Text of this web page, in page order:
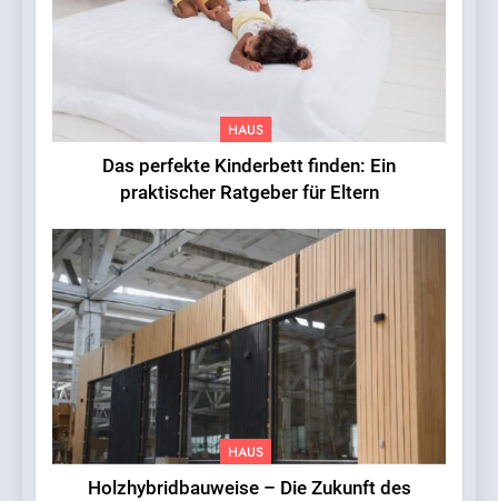
HAUS
Das perfekte Kinderbett finden: Ein
praktischer Ratgeber für Eltern
HAUS
Holzhybridbauweise – Die Zukunft des